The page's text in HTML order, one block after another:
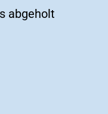
abgeholt